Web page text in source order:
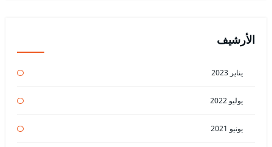
الأرشيف
يناير 2023
يوليو 2022
يونيو 2021